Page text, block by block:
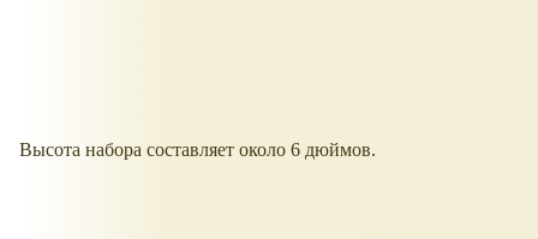
Высота набора составляет около 6 дюймов.